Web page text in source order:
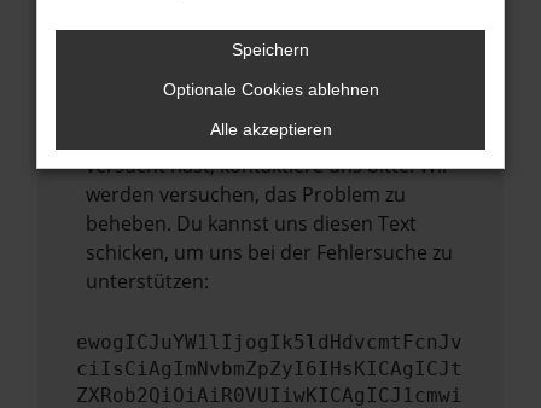
führen, dass bestimmte Funktionen nicht
Wende dich an den Webseitenbetreiber.
Wenn du alle oben genannten Schritte
versucht hast, kontaktiere uns bitte. Wir
werden versuchen, das Problem zu
beheben. Du kannst uns diesen Text
schicken, um uns bei der Fehlersuche zu
unterstützen:
ewogICJuYW1lIjogIk5ldHdvcmtFcnJv
ciIsCiAgImNvbmZpZyI6IHsKICAgICJt
ZXRob2QiOiAiR0VUIiwKICAgICJ1cmwi
Speichern
Optionale Cookies ablehnen
Alle akzeptieren